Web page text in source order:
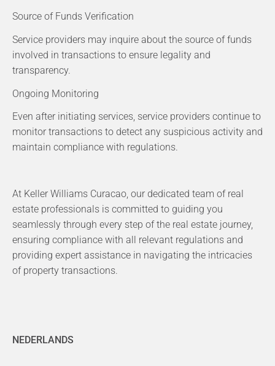
Source of Funds Verification
Service providers may inquire about the source of funds
involved in transactions to ensure legality and
transparency.
Ongoing Monitoring
Even after initiating services, service providers continue to
monitor transactions to detect any suspicious activity and
maintain compliance with regulations.
At Keller Williams Curacao, our dedicated team of real
estate professionals is committed to guiding you
seamlessly through every step of the real estate journey,
ensuring compliance with all relevant regulations and
providing expert assistance in navigating the intricacies
of property transactions.
NEDERLANDS